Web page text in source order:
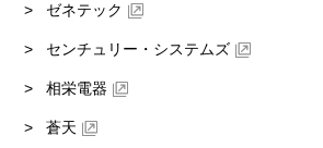
ゼネテック
センチュリー・システムズ
相栄電器
蒼天